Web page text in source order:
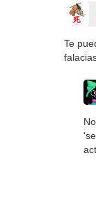
Te